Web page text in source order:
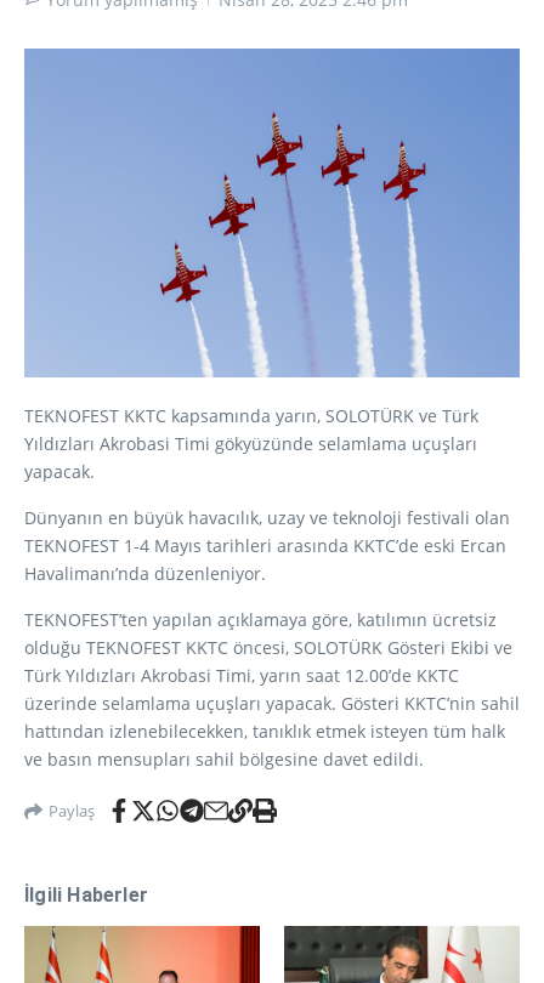
TEKNOFEST KKTC kapsamında yarın, SOLOTÜRK ve Türk
Yıldızları Akrobasi Timi gökyüzünde selamlama uçuşları
yapacak.
Dünyanın en büyük havacılık, uzay ve teknoloji festivali olan
TEKNOFEST 1-4 Mayıs tarihleri arasında KKTC’de eski Ercan
Havalimanı’nda düzenleniyor.
TEKNOFEST’ten yapılan açıklamaya göre, katılımın ücretsiz
olduğu TEKNOFEST KKTC öncesi, SOLOTÜRK Gösteri Ekibi ve
Türk Yıldızları Akrobasi Timi, yarın saat 12.00’de KKTC
üzerinde selamlama uçuşları yapacak. Gösteri KKTC’nin sahil
hattından izlenebilecekken, tanıklık etmek isteyen tüm halk
ve basın mensupları sahil bölgesine davet edildi.
Paylaş
İlgili Haberler